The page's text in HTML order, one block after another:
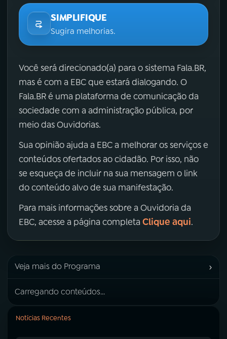
SIMPLIFIQUE
Sugira melhorias.
Você será direcionado(a) para o sistema Fala.BR,
mas é com a EBC que estará dialogando. O
Fala.BR é uma plataforma de comunicação da
sociedade com a administração pública, por
meio das Ouvidorias.
Sua opinião ajuda a EBC a melhorar os serviços e
conteúdos ofertados ao cidadão. Por isso, não
se esqueça de incluir na sua mensagem o link
do conteúdo alvo de sua manifestação.
Para mais informações sobre a Ouvidoria da
EBC, acesse a página completa Clique aqui.
Veja mais do Programa ›
Carregando conteúdos...
Notícias Recentes